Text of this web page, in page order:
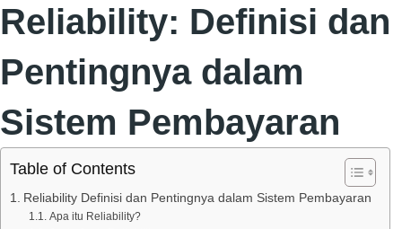
Reliability: Definisi dan
Pentingnya dalam
Sistem Pembayaran
Table of Contents
Reliability Definisi dan Pentingnya dalam Sistem Pembayaran
Apa itu Reliability?